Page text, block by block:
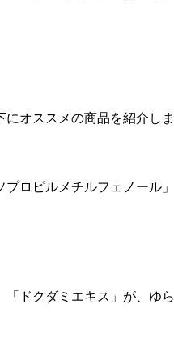
オススメの商品を紹介しま
ロピルメチルフェノール
ドクダミエキス」が、ゆ